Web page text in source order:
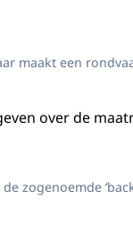
maakt een
over de
zogenoemde